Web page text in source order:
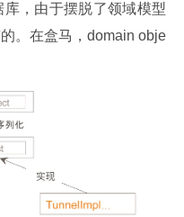
，由于摆脱了领域模型
。在盒马，domain obje